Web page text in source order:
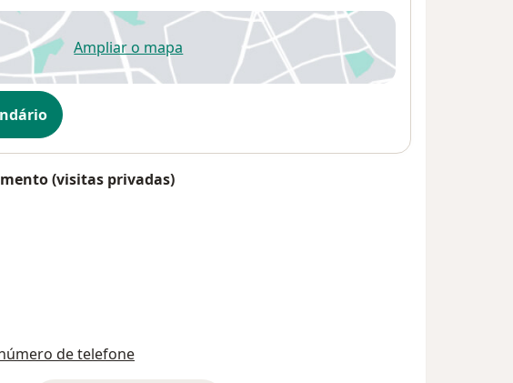
Ampliar o mapaabre num novo separador
(visitas privadas)
de telefone